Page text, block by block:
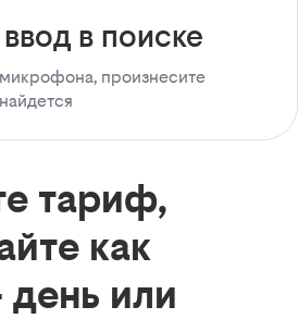
в поиске
произнесите
тариф,
как
или